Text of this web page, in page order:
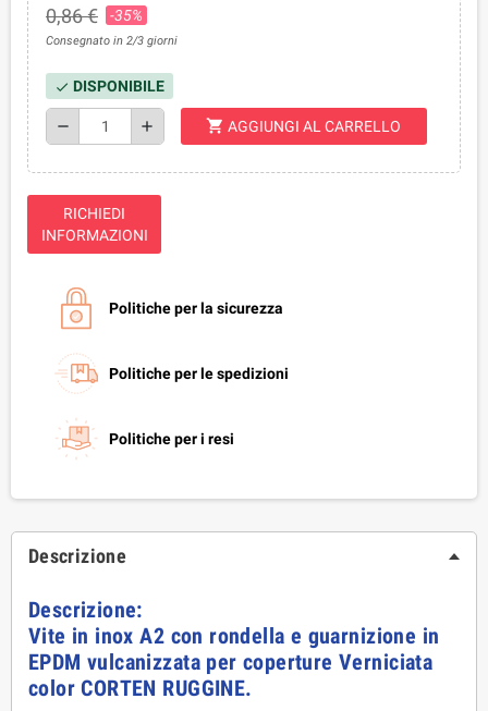
0,86 € -35%
Consegnato in 2/3 giorni
check DISPONIBILE
remove add shopping_cart AGGIUNGI AL CARRELLO
RICHIEDI
INFORMAZIONI
Politiche per la sicurezza
Politiche per le spedizioni
Politiche per i resi
Descrizione
Descrizione:
Vite in inox A2 con rondella e guarnizione in
EPDM vulcanizzata per coperture Verniciata
color CORTEN RUGGINE.